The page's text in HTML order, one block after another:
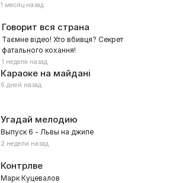
1 месяц назад
Говорит вся страна
Таємне відео! Хто вбивця? Секрет
фатального кохання!
1 неделя назад
Караоке на майдані
6 дней назад
Угадай мелодию
Выпуск 6 - Львы на джипе
2 недели назад
Контрлве
Марк Куцевалов